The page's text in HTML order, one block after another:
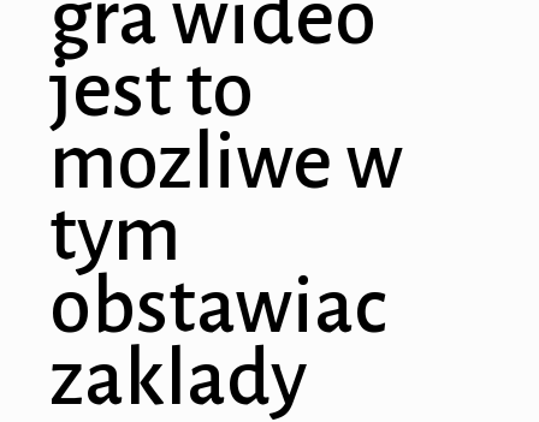
gra wideo
jest to
mozliwe w
tym
obstawiac
zaklady